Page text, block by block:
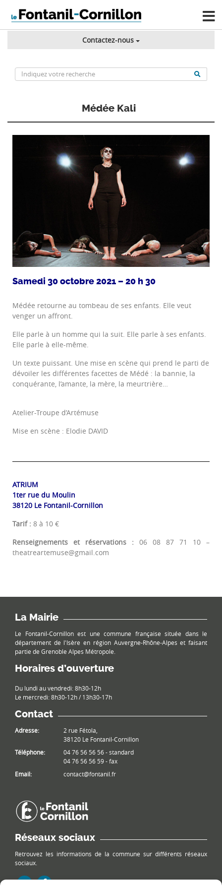
Contactez-nous
Médée Kali
Samedi 30 octobre 2021 – 20 h 30
Médée retourne au tombeau de ses enfants. Elle veut
venger un affront.
Elle parle à un homme qui la suit. Elle parle à ses enfants.
Elle parle à elle-même.
Un texte puissant. Une mise en scène qui prend le parti de
dévoiler les différentes facettes de Médé : la bannie, la
conquérante, l’amante, la mère, la meurtrière…
Atelier-Troupe d’Artémuse
Mise en scène : Elodie DAVID
ATRIUM
1ter rue du Moulin
38120 Le Fontanil-Cornillon
Tarif : 8 à 10 €
Renseignements et réservations : 06 08 87 71 10 –
theatreartemuse@gmail.com
La Mairie
Le Fontanil-Cornillon est une commune française située dans le
département de l'Isère en région Auvergne-Rhône-Alpes et faisant
partie de Grenoble Alpes Métropole.
Horaires d’ouverture
Du lundi au vendredi: 8h30-12h
Le mercredi: 8h30-12h / 13h30-17h
Contact
Adresse:
2 rue Fétola,
38120 Le Fontanil-Cornillon
Téléphone:
04 76 56 56 56 - standard
04 76 56 56 59 - fax
Email:
contact@fontanil.fr
Réseaux sociaux
Retrouvez les informations de la commune sur différents réseaux
sociaux.